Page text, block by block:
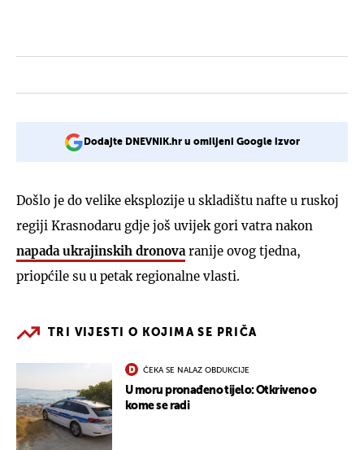
Dodajte DNEVNIK.hr u omiljeni Google izvor
Došlo je do velike eksplozije u skladištu nafte u ruskoj
regiji Krasnodaru gdje još uvijek gori vatra nakon
napada ukrajinskih dronova ranije ovog tjedna,
priopćile su u petak regionalne vlasti.
TRI VIJESTI O KOJIMA SE PRIČA
ČEKA SE NALAZ OBDUKCIJE
U moru pronađeno tijelo: Otkriveno o
kome se radi